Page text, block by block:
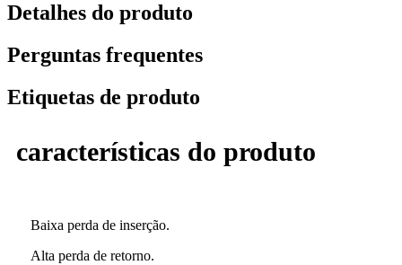
Detalhes do produto
Perguntas frequentes
Etiquetas de produto
características do produto
Baixa perda de inserção.
Alta perda de retorno.